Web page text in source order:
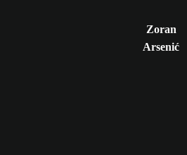
Zoran
Arsenić